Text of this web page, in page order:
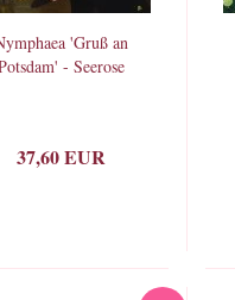
'Gruß an
- Seerose
37,60 EUR